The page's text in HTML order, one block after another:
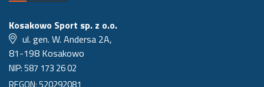
Kosakowo Sport sp. z o.o.
ul. gen. W. Andersa 2A,
81-198 Kosakowo
NIP: 587 173 26 02